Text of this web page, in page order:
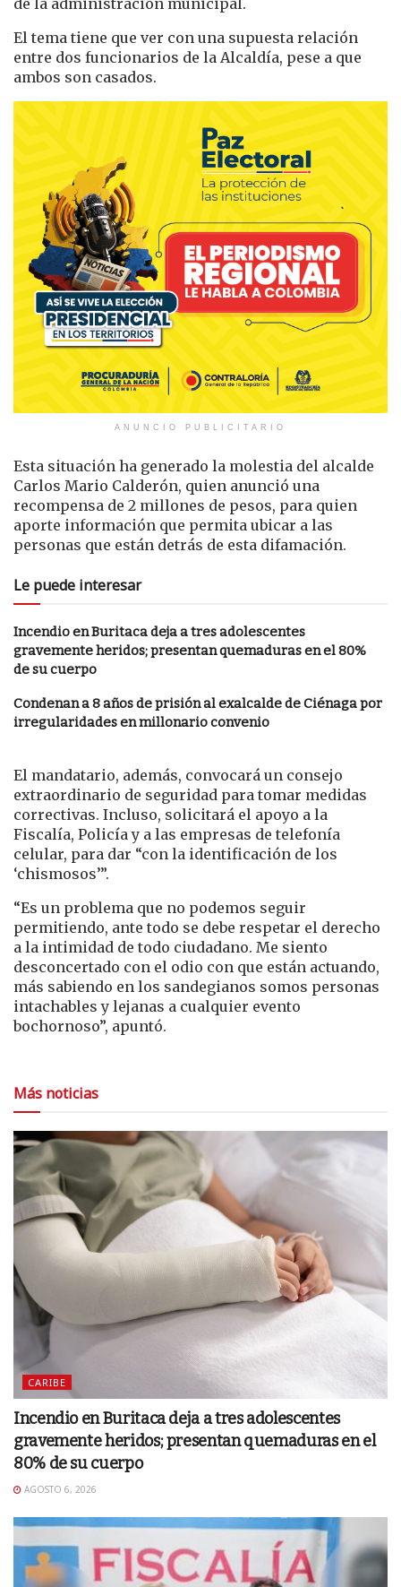
El tema tiene que ver con una supuesta relación
entre dos funcionarios de la Alcaldía, pese a que
ambos son casados.
ANUNCIO PUBLICITARIO
Esta situación ha generado la molestia del alcalde
Carlos Mario Calderón, quien anunció una
recompensa de 2 millones de pesos, para quien
aporte información que permita ubicar a las
personas que están detrás de esta difamación.
Le puede interesar
Incendio en Buritaca deja a tres adolescentes
gravemente heridos; presentan quemaduras en el 80%
de su cuerpo
Condenan a 8 años de prisión al exalcalde de Ciénaga por
irregularidades en millonario convenio
El mandatario, además, convocará un consejo
extraordinario de seguridad para tomar medidas
correctivas. Incluso, solicitará el apoyo a la
Fiscalía, Policía y a las empresas de telefonía
celular, para dar “con la identificación de los
‘chismosos’”.
“Es un problema que no podemos seguir
permitiendo, ante todo se debe respetar el derecho
a la intimidad de todo ciudadano. Me siento
desconcertado con el odio con que están actuando,
más sabiendo en los sandegianos somos personas
intachables y lejanas a cualquier evento
bochornoso”, apuntó.
Más noticias
CARIBE
Incendio en Buritaca deja a tres adolescentes
gravemente heridos; presentan quemaduras en el
80% de su cuerpo
AGOSTO 6, 2026